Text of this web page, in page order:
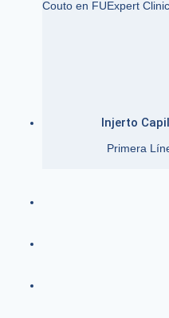
Injerto
Primera